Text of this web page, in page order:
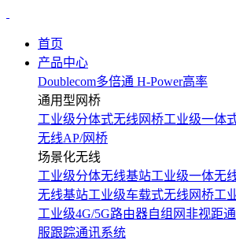
首页
产品中心
Doublecom多倍通 H-Power高率
通用型网桥
工业级分体式无线网桥工业级一体
无线AP/网桥
场景化无线
工业级分体无线基站工业级一体无
无线基站工业级车载式无线网桥工
工业级4G/5G路由器自组网非视距
服跟踪通讯系统